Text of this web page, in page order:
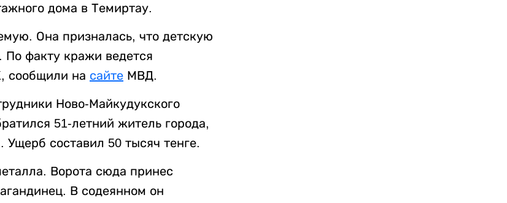
дома в Темиртау.
Она призналась, что детскую
По факту кражи ведется
сообщили на сайте МВД.
Ново-Майкудукского
51-летний житель города,
Ущерб составил 50 тысяч тенге.
Ворота сюда принес
В содеянном он